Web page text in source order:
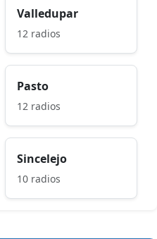
Valledupar
12 radios
Pasto
12 radios
Sincelejo
10 radios